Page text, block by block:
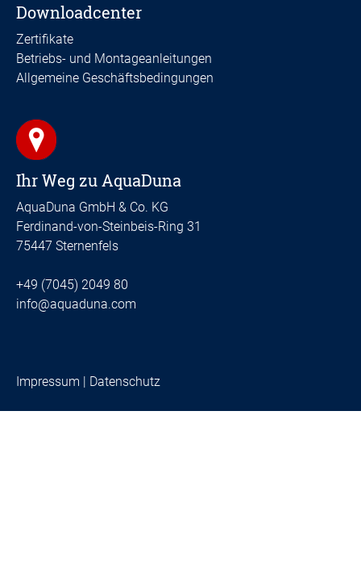
Downloadcenter
Zertifikate
Betriebs- und Montageanleitungen
Allgemeine Geschäftsbedingungen
Ihr Weg zu AquaDuna
AquaDuna GmbH & Co. KG
Ferdinand-von-Steinbeis-Ring 31
75447 Sternenfels
+49 (7045) 2049 80
info@aquaduna.com
Impressum | Datenschutz